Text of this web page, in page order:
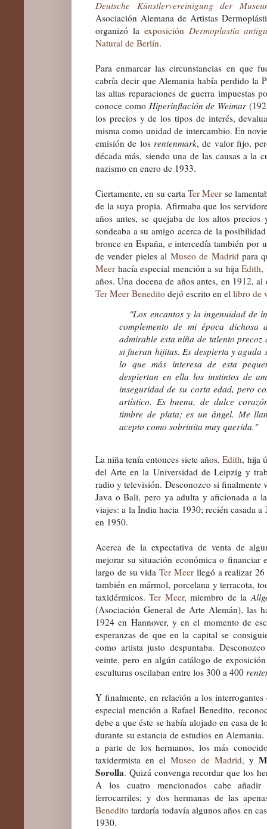
Deutsche Künstlervereinigung der
Asociación Alemana de Artistas
organizó laexposición Dermoplastia
Natural de Berlín.
Para enmarcar las circunstancias en que
cabría decir que Alemania había perdido la
las altas reparaciones de guerra impuestas
conoce como Hiperinflación de Weimar
los precios y de los tipos de interés,
misma como unidad de intercambio. En
emisión de los rentenmark, de valor fijo,
década más, siendo una de las causas a la
nazismo en enero de 1933.
Ciertamente, en su cartaTer Meer se
de la suya propia. Afirmaba que los
años antes, se quejaba de los altos
sondeaba a su amigo acerca de la
bronce en España, e intercedía también por
de vender pieles al Museo de Madrid para
Meer hacía especial mención a su hijaEdith,
años. Una docena de años antes, en 1912,
Ter Meer Benedito dejó escrito en el libro de
"Los encantos y la ingenuidad de
complemento de mi época dichosa
admirable esta niña de talento precoz
si fueran hijitas. Es despierta y
lo que más interesa de esta
despiertan en ella los instintos de
inseguridad de su corta edad, pero
artístico. Es buena, de dulce
timbre de plata; es un ángel. Me
acepto como sobrinita muy querida."
La niña tenía entonces siete años.Edith, hija
del Arte en la Universidad de Leipzig y
radio y televisión. Desconozco si finalmente
Java o Bali, pero ya adulta y aficionada a
viajes: a la India hacia 1930; recién casada
en 1950.
Acerca de la expectativa de venta de
mejorar su situación económica o
largo de su vidaTer Meer llegó a realizar
también en mármol, porcelana y terracota,
taxidérmicos.Ter Meer, miembro de la
(Asociación General de Arte Alemán), las
1924 en Hannover, y en el momento de
esperanzas de que en la capital se
como artista justo despuntaba.
veinte, pero en algún catálogo de
esculturas oscilaban entre los 300 a 400
Y finalmente, en relación a los
especial mención a Rafael Benedito,
debe a que éste se había alojado en casa de
durante su estancia de estudios en
a parte de los hermanos, los más
taxidermista en el Museo de Madrid, y
Sorolla. Quizá convenga recordar que los
A los cuatro mencionados cabe
ferrocarriles; y dos hermanas de las
Benedito tardaría todavía algunos años en
1930.